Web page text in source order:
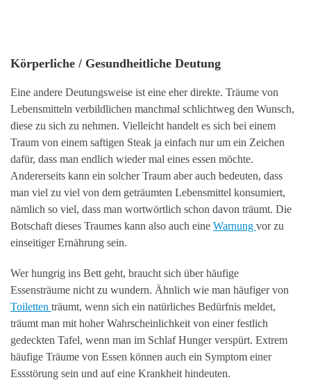
Körperliche / Gesundheitliche Deutung
Eine andere Deutungsweise ist eine eher direkte. Träume von
Lebensmitteln verbildlichen manchmal schlichtweg den Wunsch,
diese zu sich zu nehmen. Vielleicht handelt es sich bei einem
Traum von einem saftigen Steak ja einfach nur um ein Zeichen
dafür, dass man endlich wieder mal eines essen möchte.
Andererseits kann ein solcher Traum aber auch bedeuten, dass
man viel zu viel von dem geträumten Lebensmittel konsumiert,
nämlich so viel, dass man wortwörtlich schon davon träumt. Die
Botschaft dieses Traumes kann also auch eine Warnung vor zu
einseitiger Ernährung sein.
Wer hungrig ins Bett geht, braucht sich über häufige
Essensträume nicht zu wundern. Ähnlich wie man häufiger von
Toiletten träumt, wenn sich ein natürliches Bedürfnis meldet,
träumt man mit hoher Wahrscheinlichkeit von einer festlich
gedeckten Tafel, wenn man im Schlaf Hunger verspürt. Extrem
häufige Träume von Essen können auch ein Symptom einer
Essstörung sein und auf eine Krankheit hindeuten.